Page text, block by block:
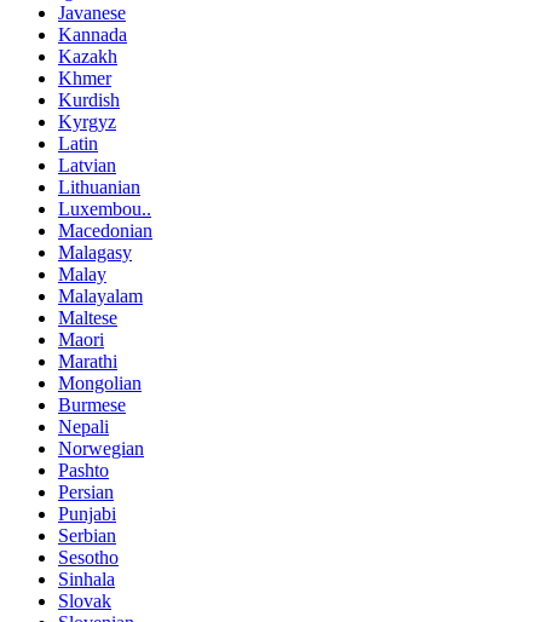
Javanese
Kannada
Kazakh
Khmer
Kurdish
Kyrgyz
Latin
Latvian
Lithuanian
Luxembou..
Macedonian
Malagasy
Malay
Malayalam
Maltese
Maori
Marathi
Mongolian
Burmese
Nepali
Norwegian
Pashto
Persian
Punjabi
Serbian
Sesotho
Sinhala
Slovak